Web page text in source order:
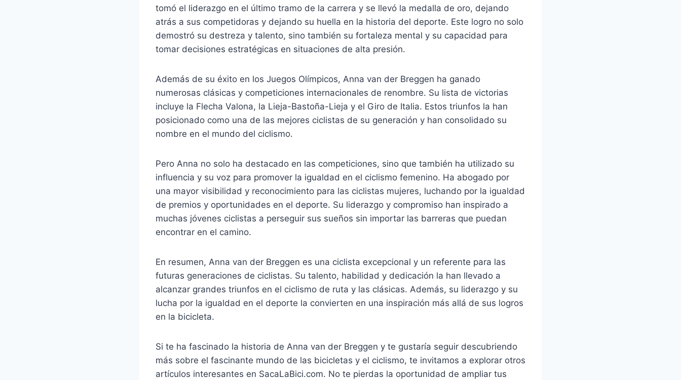
tomó el liderazgo en el último tramo de la carrera y se llevó la medalla de oro, dejando
atrás a sus competidoras y dejando su huella en la historia del deporte. Este logro no solo
demostró su destreza y talento, sino también su fortaleza mental y su capacidad para
tomar decisiones estratégicas en situaciones de alta presión.
Además de su éxito en los Juegos Olímpicos, Anna van der Breggen ha ganado
numerosas clásicas y competiciones internacionales de renombre. Su lista de victorias
incluye la Flecha Valona, la Lieja-Bastoña-Lieja y el Giro de Italia. Estos triunfos la han
posicionado como una de las mejores ciclistas de su generación y han consolidado su
nombre en el mundo del ciclismo.
Pero Anna no solo ha destacado en las competiciones, sino que también ha utilizado su
influencia y su voz para promover la igualdad en el ciclismo femenino. Ha abogado por
una mayor visibilidad y reconocimiento para las ciclistas mujeres, luchando por la igualdad
de premios y oportunidades en el deporte. Su liderazgo y compromiso han inspirado a
muchas jóvenes ciclistas a perseguir sus sueños sin importar las barreras que puedan
encontrar en el camino.
En resumen, Anna van der Breggen es una ciclista excepcional y un referente para las
futuras generaciones de ciclistas. Su talento, habilidad y dedicación la han llevado a
alcanzar grandes triunfos en el ciclismo de ruta y las clásicas. Además, su liderazgo y su
lucha por la igualdad en el deporte la convierten en una inspiración más allá de sus logros
en la bicicleta.
Si te ha fascinado la historia de Anna van der Breggen y te gustaría seguir descubriendo
más sobre el fascinante mundo de las bicicletas y el ciclismo, te invitamos a explorar otros
artículos interesantes en SacaLaBici.com. No te pierdas la oportunidad de ampliar tus